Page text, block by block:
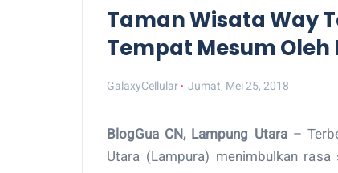
Taman Wisata Way
Tempat Mesum Oleh
GalaxyCellular Jumat, Mei 25, 2018
BlogGua CN, Lampung Utara–
Utara (Lampura) menimbulkan